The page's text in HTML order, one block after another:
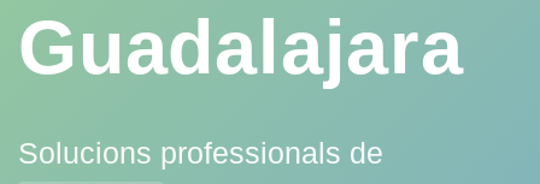
Guadalajara
Solucions professionals de